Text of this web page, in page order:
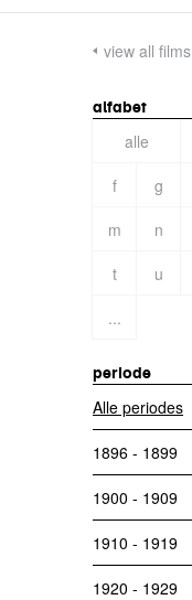
view all films
alfabet
alle
f
g
m
n
t
u
...
periode
Alle periodes
1896 - 1899
1900 - 1909
1910 - 1919
1920 - 1929